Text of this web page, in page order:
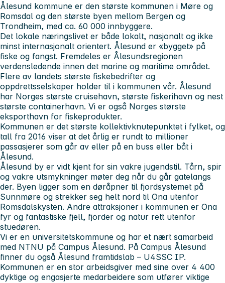
Ålesund kommune er den største kommunen i Møre og
Romsdal og den største byen mellom Bergen og
Trondheim, med ca. 60 000 innbyggere.
Det lokale næringslivet er både lokalt, nasjonalt og ikke
minst internasjonalt orientert. Ålesund er «bygget» på
fiske og fangst. Fremdeles er Ålesundsregionen
verdensledende innen det marine og maritime området.
Flere av landets største fiskebedrifter og
oppdrettsselskaper holder til i kommunen vår. Ålesund
har Norges største cruisehavn, største fiskerihavn og nest
største containerhavn. Vi er også Norges største
eksporthavn for fiskeprodukter.
Kommunen er det største kollektivknutepunktet i fylket, og
tall fra 2016 viser at det årlig er rundt to millioner
passasjerer som går av eller på en buss eller båt i
Ålesund.
Ålesund by er vidt kjent for sin vakre jugendstil. Tårn, spir
og vakre utsmykninger møter deg når du går gatelangs
der. Byen ligger som en døråpner til fjordsystemet på
Sunnmøre og strekker seg helt nord til Ona utenfor
Romsdalskysten. Andre attraksjoner i kommunen er Ona
fyr og fantastiske fjell, fjorder og natur rett utenfor
stuedøren.
Vi er en universitetskommune og har et nært samarbeid
med NTNU på Campus Ålesund. På Campus Ålesund
finner du også Ålesund framtidslab – U4SSC IP.
Kommunen er en stor arbeidsgiver med sine over 4 400
dyktige og engasjerte medarbeidere som utfører viktige